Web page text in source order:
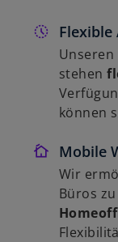
stehen
können
Mobile
Wir
Büros